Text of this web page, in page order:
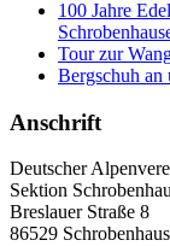
100 Jahre
Tour zur
Bergschuh an
Anschrift
Deutscher
Sektion
Breslauer Straße 8
86529